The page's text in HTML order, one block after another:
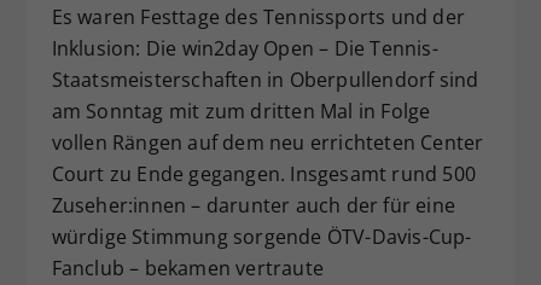
Es waren Festtage des Tennissports und der
Inklusion: Die win2day Open – Die Tennis-
Staatsmeisterschaften in Oberpullendorf sind
am Sonntag mit zum dritten Mal in Folge
vollen Rängen auf dem neu errichteten Center
Court zu Ende gegangen. Insgesamt rund 500
Zuseher:innen – darunter auch der für eine
würdige Stimmung sorgende ÖTV-Davis-Cup-
Fanclub – bekamen vertraute
Zweck
Dieser Wert speichert Ihre Consent-
Einstellungen. Unter anderem eine
zufällig generierte ID, für die
historische Speicherung Ihrer
vorgenommen Einstellungen, falls der
Webseiten-Betreiber dies eingestellt
hat.